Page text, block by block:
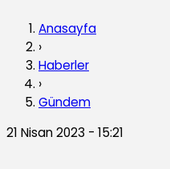
Anasayfa
›
Haberler
›
Gündem
21 Nisan 2023 - 15:21